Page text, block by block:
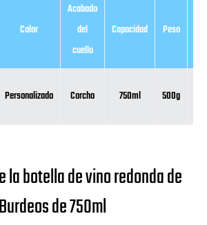
Color
Acabado
del
cuello
Capacidad Peso
Personalizado Corcho 750ml 500g
la botella de vino redonda de
Burdeos de 750ml